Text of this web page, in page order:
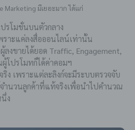
Marketing มีเยอะมาก ได้แก่
รโมชั่นบนตัวกลาง
ราะแค่ลงสื่อออนไลน์เท่านั้น
งขายได้ยอด Traffic, Engagement,
โปรโมทก็ได้ค่าคอมฯ
ริง เพราะแต่ละลิงก์จะมีระบบตรวจจับ
ำนวนลูกค้าที่แท้จริงเพื่อนำไปคำนวณ
ง